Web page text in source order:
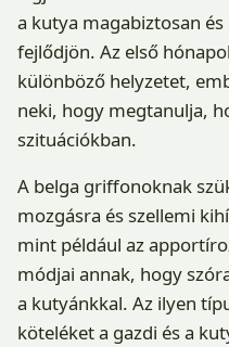
a kutya magabiztosan
fejlődjön. Az első
különböző helyzetet,
neki, hogy megtanulja,
szituációkban.
A belga griffonoknak
mozgásra és szellemi
mint például az
módjai annak, hogy
a kutyánkkal. Az ilyen
köteléket a gazdi és a